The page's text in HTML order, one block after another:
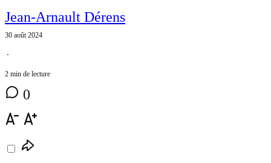
Jean-Arnault Dérens
30 août 2024
⋅
2 min de lecture
0